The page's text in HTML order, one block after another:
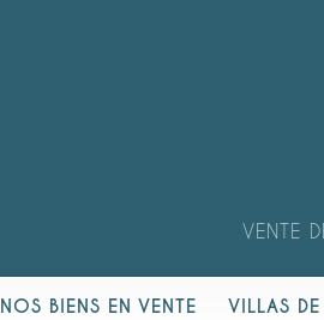
VENTE
NOS BIENS EN VENTE VILLAS